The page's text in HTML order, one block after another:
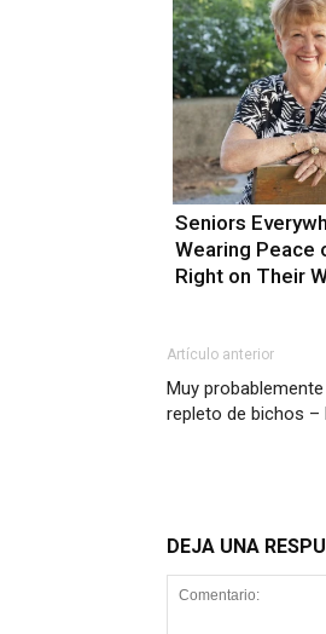
Seniors
Wearing Peace
Right on Their
Artículo anterior
Muy
repleto de bichos –
DEJA UNA